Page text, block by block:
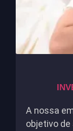
A nossa
objetivo de